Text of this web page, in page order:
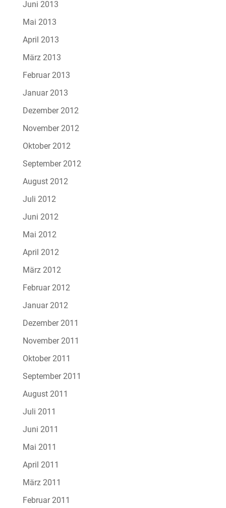
Juni 2013
Mai 2013
April 2013
März 2013
Februar 2013
Januar 2013
Dezember 2012
November 2012
Oktober 2012
September 2012
August 2012
Juli 2012
Juni 2012
Mai 2012
April 2012
März 2012
Februar 2012
Januar 2012
Dezember 2011
November 2011
Oktober 2011
September 2011
August 2011
Juli 2011
Juni 2011
Mai 2011
April 2011
März 2011
Februar 2011